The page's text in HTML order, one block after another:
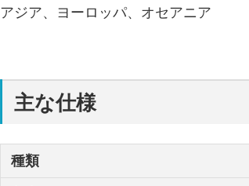
アジア、ヨーロッパ、オセアニア
主な仕様
種類